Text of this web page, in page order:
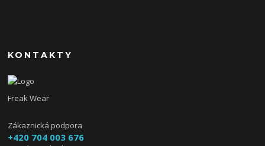
KONTAKTY
Freak Wear
Zákaznická podpora
+420 704 003 676